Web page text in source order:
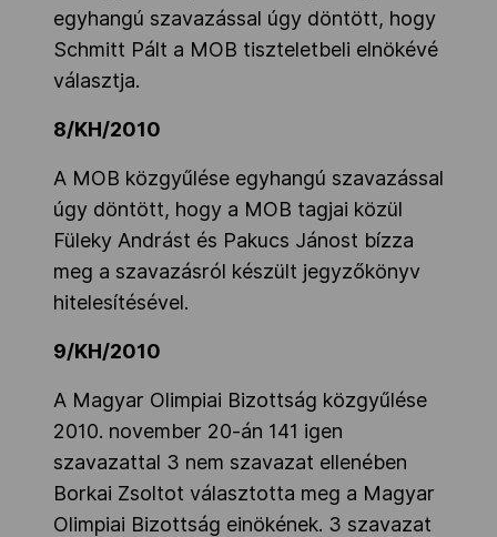
egyhangú szavazással úgy döntött, hogy
Schmitt Pált a MOB tiszteletbeli elnökévé
választja.
8/KH/2010
A MOB közgyűlése egyhangú szavazással
úgy döntött, hogy a MOB tagjai közül
Füleky Andrást és Pakucs Jánost bízza
meg a szavazásról készült jegyzőkönyv
hitelesítésével.
9/KH/2010
A Magyar Olimpiai Bizottság közgyűlése
2010. november 20-án 141 igen
szavazattal 3 nem szavazat ellenében
Borkai Zsoltot választotta meg a Magyar
Olimpiai Bizottság einökének. 3 szavazat